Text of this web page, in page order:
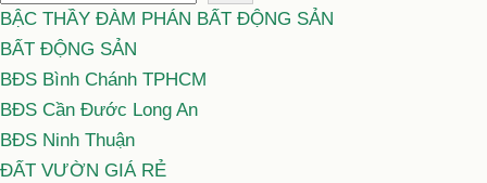
BẬC THẦY ĐÀM PHÁN BẤT ĐỘNG SẢN
BẤT ĐỘNG SẢN
BĐS Bình Chánh TPHCM
BĐS Cần Đước Long An
BĐS Ninh Thuận
ĐẤT VƯỜN GIÁ RẺ